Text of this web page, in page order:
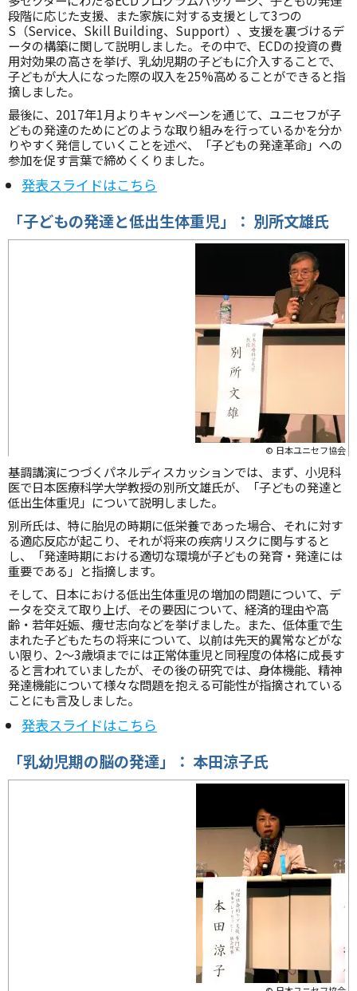
段階に応じた支援、また家族に対する支援として3つの
S（Service、Skill Building、Support）、支援を裏づけるデ
ータの構築に関して説明しました。その中で、ECDの投資の費
用対効果の高さを挙げ、乳幼児期の子どもに介入することで、
子どもが大人になった際の収入を25%高めることができると指
摘しました。
最後に、2017年1月よりキャンペーンを通じて、ユニセフが子
どもの発達のためにどのような取り組みを行っているかを分か
りやすく発信していくことを述べ、「子どもの発達革命」への
参加を促す言葉で締めくくりました。
発表スライドはこちら
「子どもの発達と低出生体重児」： 別所文雄氏
© 日本ユニセフ協会
基調講演につづくパネルディスカッションでは、まず、小児科
医で日本医療科学大学教授の別所文雄氏が、「子どもの発達と
低出生体重児」について説明しました。
別所氏は、特に胎児の時期に低栄養であった場合、それに対す
る適応反応が起こり、それが将来の疾病リスクに関与すると
し、「発達時期における適切な環境が子どもの発育・発達には
重要である」と指摘します。
そして、日本における低出生体重児の増加の問題について、デ
ータを交えて取り上げ、その要因について、経済的理由や高
齢・若年妊娠、痩せ志向などを挙げました。また、低体重で生
まれた子どもたちの将来について、以前は先天的異常などがな
い限り、2～3歳頃までには正常体重児と同程度の体格に成長す
ると言われていましたが、その後の研究では、身体機能、精神
発達機能について様々な問題を抱える可能性が指摘されている
ことにも言及しました。
発表スライドはこちら
「乳幼児期の脳の発達」： 本田涼子氏